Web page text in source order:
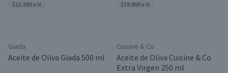
$13.380 x lt
Giada
Aceite de Oliva Giada 500 ml
$19.800 x lt
Cuisine & Co
Aceite de Oliva Cuisine & Co
Extra Virgen 250 ml